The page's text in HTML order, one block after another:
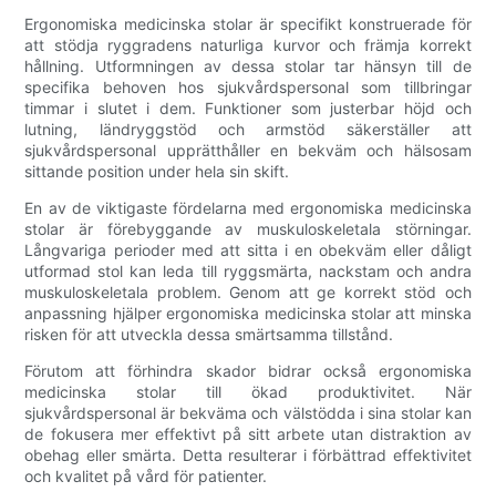
Ergonomiska medicinska stolar är specifikt konstruerade för
att stödja ryggradens naturliga kurvor och främja korrekt
hållning. Utformningen av dessa stolar tar hänsyn till de
specifika behoven hos sjukvårdspersonal som tillbringar
timmar i slutet i dem. Funktioner som justerbar höjd och
lutning, ländryggstöd och armstöd säkerställer att
sjukvårdspersonal upprätthåller en bekväm och hälsosam
sittande position under hela sin skift.
En av de viktigaste fördelarna med ergonomiska medicinska
stolar är förebyggande av muskuloskeletala störningar.
Långvariga perioder med att sitta i en obekväm eller dåligt
utformad stol kan leda till ryggsmärta, nackstam och andra
muskuloskeletala problem. Genom att ge korrekt stöd och
anpassning hjälper ergonomiska medicinska stolar att minska
risken för att utveckla dessa smärtsamma tillstånd.
Förutom att förhindra skador bidrar också ergonomiska
medicinska stolar till ökad produktivitet. När
sjukvårdspersonal är bekväma och välstödda i sina stolar kan
de fokusera mer effektivt på sitt arbete utan distraktion av
obehag eller smärta. Detta resulterar i förbättrad effektivitet
och kvalitet på vård för patienter.